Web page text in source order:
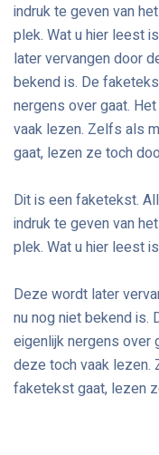
indruk te geven van
plek. Wat u hier leest
later vervangen door
bekend is. De
nergens over gaat.
vaak lezen. Zelfs als
gaat, lezen ze toch
Dit is een faketekst.
indruk te geven van
plek. Wat u hier leest
Deze wordt later
nu nog niet bekend
eigenlijk nergens over
deze toch vaak lezen.
faketekst gaat, lezen